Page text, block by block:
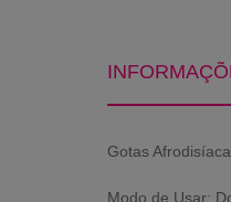
Gotas
Modo de Usar: